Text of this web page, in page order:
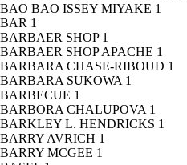
BAO BAO ISSEY MIYAKE 1
BAR 1
BARBAER SHOP 1
BARBAER SHOP APACHE 1
BARBARA CHASE-RIBOUD 1
BARBARA SUKOWA 1
BARBECUE 1
BARBORA CHALUPOVA 1
BARKLEY L. HENDRICKS 1
BARRY AVRICH 1
BARRY MCGEE 1